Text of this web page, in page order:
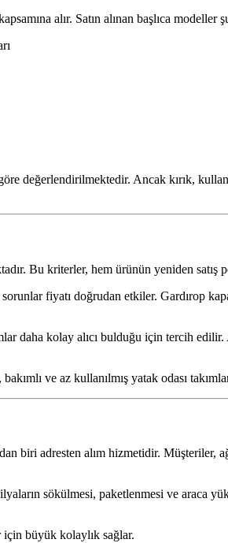
alır. Satın alınan başlıca modeller
değerlendirilmektedir. Ancak kırık,
Bu kriterler, hem ürünün yeniden
fiyatı doğrudan etkiler. Gardırop
daha kolay alıcı bulduğu için tercih
ve az kullanılmış yatak odası
biri adresten alım hizmetidir. Müşteriler,
sökülmesi, paketlenmesi ve araca
için büyük kolaylık sağlar.